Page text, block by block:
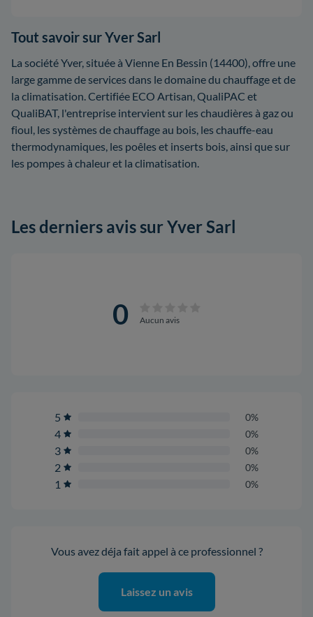
Tout savoir sur Yver Sarl
La société Yver, située à Vienne En Bessin (14400), offre une
large gamme de services dans le domaine du chauffage et de
la climatisation. Certifiée ECO Artisan, QualiPAC et
QualiBAT, l'entreprise intervient sur les chaudières à gaz ou
fioul, les systèmes de chauffage au bois, les chauffe-eau
thermodynamiques, les poêles et inserts bois, ainsi que sur
les pompes à chaleur et la climatisation.
Les derniers avis sur Yver Sarl
0 Aucun avis
5 0%
4 0%
3 0%
2 0%
1 0%
Vous avez déja fait appel à ce professionnel ?
Laissez un avis